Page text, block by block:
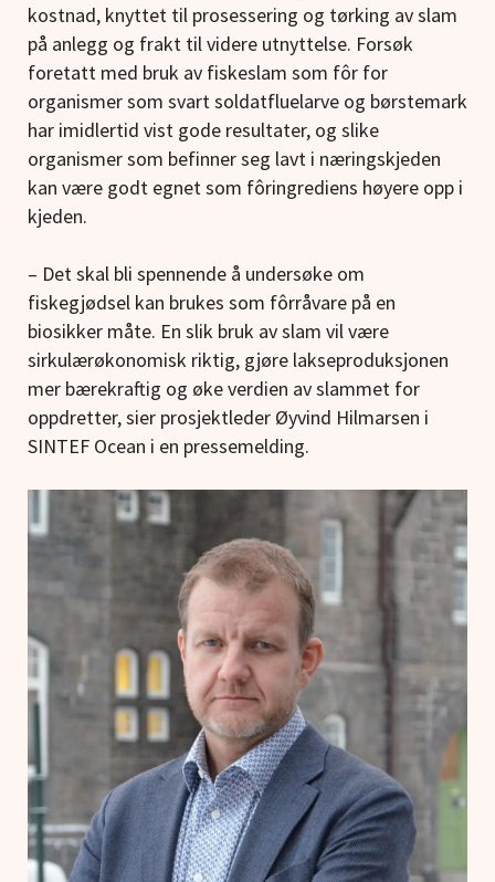
kostnad, knyttet til prosessering og tørking av slam
på anlegg og frakt til videre utnyttelse. Forsøk
foretatt med bruk av fiskeslam som fôr for
organismer som svart soldatfluelarve og børstemark
har imidlertid vist gode resultater, og slike
organismer som befinner seg lavt i næringskjeden
kan være godt egnet som fôringrediens høyere opp i
kjeden.
– Det skal bli spennende å undersøke om
fiskegjødsel kan brukes som fôrråvare på en
biosikker måte. En slik bruk av slam vil være
sirkulærøkonomisk riktig, gjøre lakseproduksjonen
mer bærekraftig og øke verdien av slammet for
oppdretter, sier prosjektleder Øyvind Hilmarsen i
SINTEF Ocean i en pressemelding.